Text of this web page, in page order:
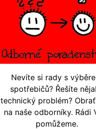
Nevíte si rady s
spotřebičů? Řešíte
technický problém?
na naše odborníky. Rádi
pomůžeme.